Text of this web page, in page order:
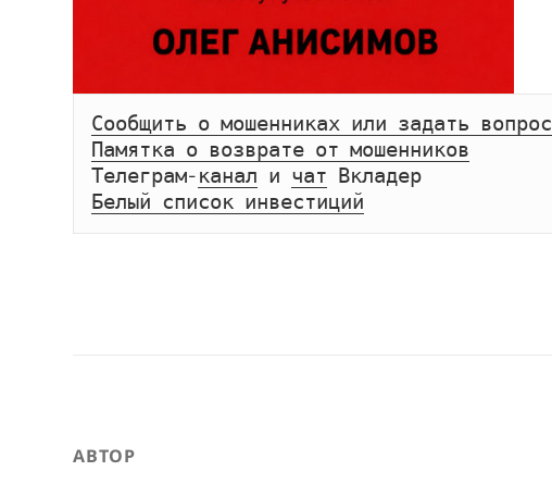
Сообщить о мошенниках или задать вопрос
Памятка о возврате от мошенников
Телеграм- канал и чат
Вкладер
Белый список инвестиций
АВТОР